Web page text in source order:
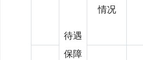
待遇
保障
情况